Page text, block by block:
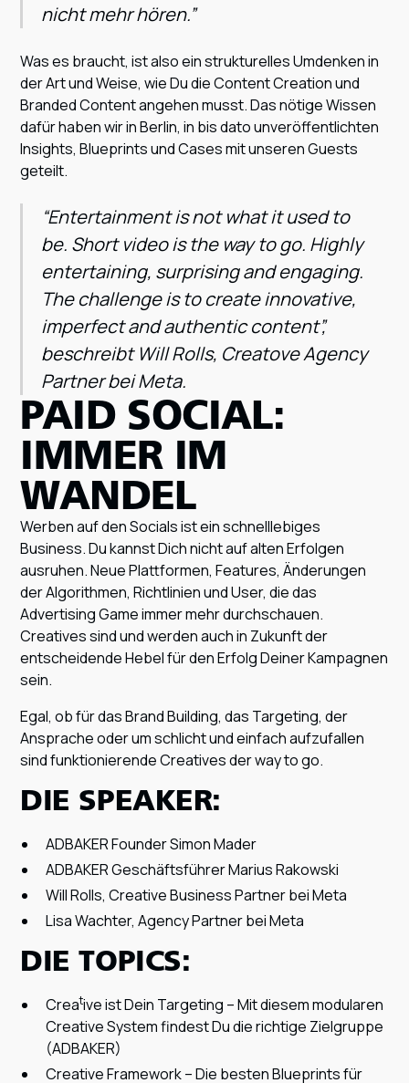
nicht mehr hören.”
Was es braucht, ist also ein strukturelles Umdenken in
der Art und Weise, wie Du die Content Creation und
Branded Content angehen musst. Das nötige Wissen
dafür haben wir in Berlin, in bis dato unveröffentlichten
Insights, Blueprints und Cases mit unseren Guests
geteilt.
“Entertainment is not what it used to
be. Short video is the way to go. Highly
entertaining, surprising and engaging.
The challenge is to create innovative,
imperfect and authentic content”,
beschreibt Will Rolls, Creatove Agency
Partner bei Meta.
PAID SOCIAL:
IMMER IM
WANDEL
Werben auf den Socials ist ein schnelllebiges
Business. Du kannst Dich nicht auf alten Erfolgen
ausruhen. Neue Plattformen, Features, Änderungen
der Algorithmen, Richtlinien und User, die das
Advertising Game immer mehr durchschauen.
Creatives sind und werden auch in Zukunft der
entscheidende Hebel für den Erfolg Deiner Kampagnen
sein.
Egal, ob für das Brand Building, das Targeting, der
Ansprache oder um schlicht und einfach aufzufallen
sind funktionierende Creatives der way to go.
DIE SPEAKER:
ADBAKER Founder Simon Mader
ADBAKER Geschäftsführer Marius Rakowski
Will Rolls, Creative Business Partner bei Meta
Lisa Wachter, Agency Partner bei Meta
DIE TOPICS:
Creative ist Dein Targeting – Mit diesem modularen
Creative System findest Du die richtige Zielgruppe
(ADBAKER)
Creative Framework – Die besten Blueprints für